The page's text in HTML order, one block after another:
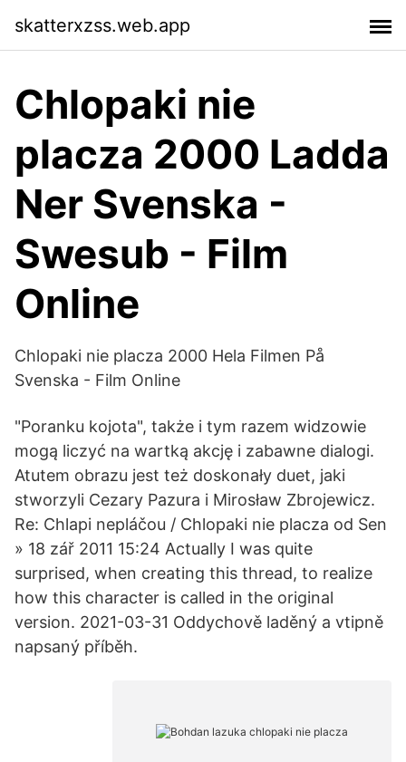
skatterxzss.web.app
Chlopaki nie
placza 2000 Ladda
Ner Svenska -
Swesub - Film
Online
Chlopaki nie placza 2000 Hela Filmen På
Svenska - Film Online
"Poranku kojota", także i tym razem widzowie
mogą liczyć na wartką akcję i zabawne dialogi.
Atutem obrazu jest też doskonały duet, jaki
stworzyli Cezary Pazura i Mirosław Zbrojewicz.
Re: Chlapi nepláčou / Chlopaki nie placza od Sen
» 18 zář 2011 15:24 Actually I was quite
surprised, when creating this thread, to realize
how this character is called in the original
version. 2021-03-31 Oddychově laděný a vtipně
napsaný příběh.